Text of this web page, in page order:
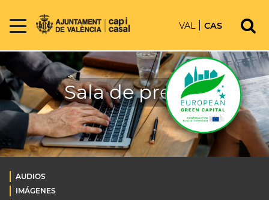
VAL CAS
Sala de prensa
AUDIOS
IMÁGENES